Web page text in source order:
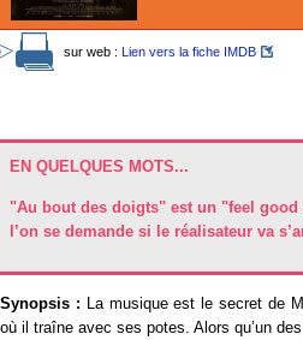
EN QUELQUES MOTS...
"Au bout des doigts" est un "feel
l’on se demande si le réalisateur va
sur web : Lien vers la fiche IMDB
Synopsis : La musique est le secret de
où il traîne avec ses potes. Alors qu’un